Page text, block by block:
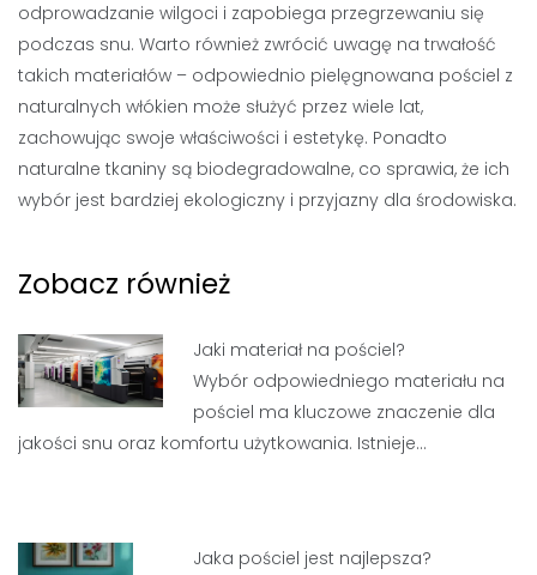
odprowadzanie wilgoci i zapobiega przegrzewaniu się
podczas snu. Warto również zwrócić uwagę na trwałość
takich materiałów – odpowiednio pielęgnowana pościel z
naturalnych włókien może służyć przez wiele lat,
zachowując swoje właściwości i estetykę. Ponadto
naturalne tkaniny są biodegradowalne, co sprawia, że ich
wybór jest bardziej ekologiczny i przyjazny dla środowiska.
Zobacz również
Jaki materiał na pościel?
Wybór odpowiedniego materiału na
pościel ma kluczowe znaczenie dla
jakości snu oraz komfortu użytkowania. Istnieje…
Jaka pościel jest najlepsza?